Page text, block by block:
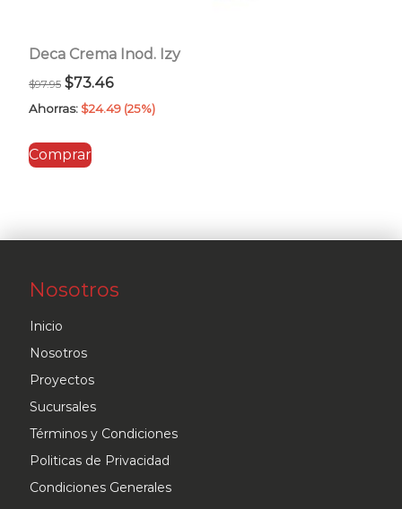
Deca Crema Inod. Izy
$97.95 El
precio
era:
$73.46El
precio
Ahorras: $24.49 (25%)
Comprar
Nosotros
Inicio
Nosotros
Proyectos
Sucursales
Términos y Condiciones
Politicas de Privacidad
Condiciones Generales